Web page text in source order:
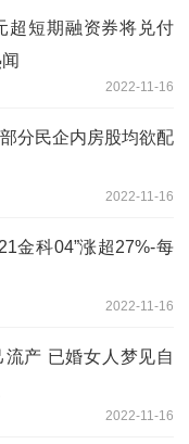
超短期融资券将兑付
2022-11-16
分民企内房股均欲配
2022-11-16
金科04”涨超27%-每
2022-11-16
产 已婚女人梦见自
2022-11-16